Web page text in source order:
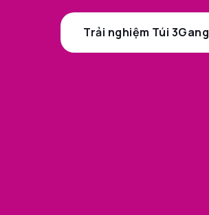
Trải nghiệm Túi 3Gang